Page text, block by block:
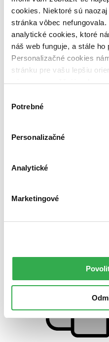
cookies. Niektoré sú
stránka vôbec
analytické cookies, ktoré
náš web funguje, a stále
Personalizačné cookies
stránku pre vašu lepšiu
nám zas umožňujú
nám pomohlo, keby sme
súhlasu
Potrebné
Personalizačné
Analytické
Marketingové
Pocketbook
Smartfón či tablet
s
Počítačs podporovanou
Neprečítate na:
Kindle
Zatvoriť
Povoliť cookies a zobraziť